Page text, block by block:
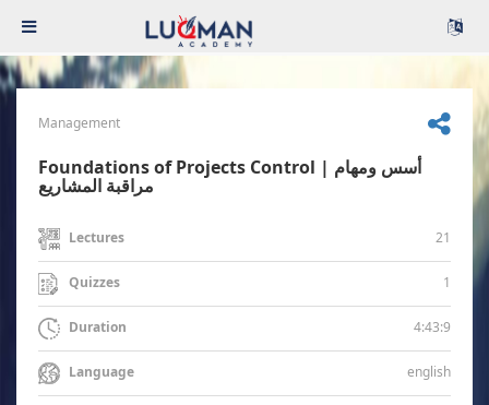
Management
Foundations of Projects Control | أسس ومهام
مراقبة المشاريع
Lectures 21
Quizzes 1
Duration 4:43:9
Language english